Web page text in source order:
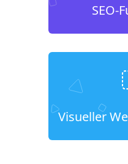
SEO-
Visueller